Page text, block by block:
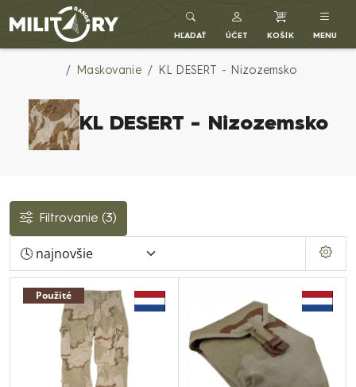
Army shop MILITARY RANGE SK
HĽADAŤ ÚČET KOŠÍK MENU
Maskovanie KL DESERT - Nizozemsko
KL DESERT - Nizozemsko
Filtrovanie (3)
Použité